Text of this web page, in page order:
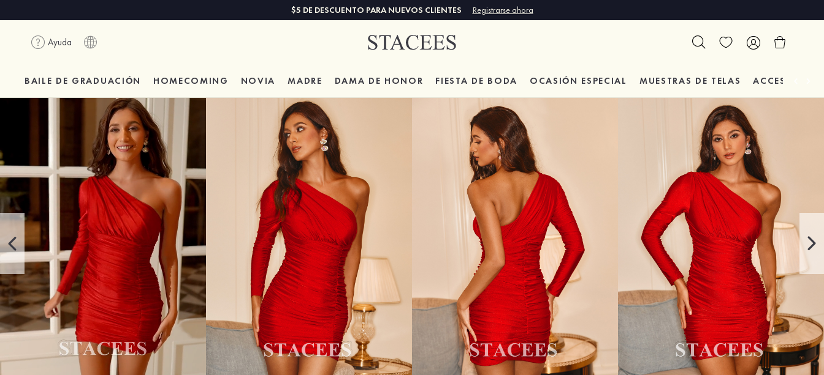
$5 DE DESCUENTO PARA NUEVOS CLIENTES Registrarse ahora
Ayuda
BAILE DE GRADUACIÓN HOMECOMING NOVIA MADRE DAMA DE HONOR FIESTA DE BODA OCASIÓN ESPECIAL MUESTRAS DE TELAS ACCESORIOS